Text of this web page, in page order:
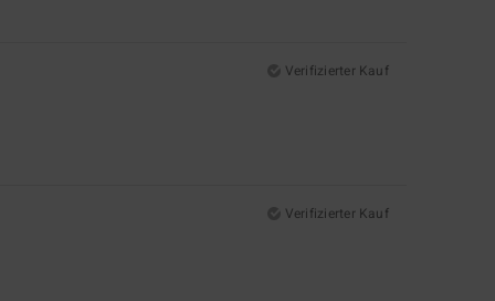
Verifizierter Kauf
Verifizierter Kauf